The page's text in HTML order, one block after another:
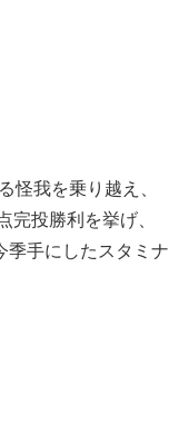
怪我を乗り越え、
完投勝利を挙げ、
季手にしたスタミナ